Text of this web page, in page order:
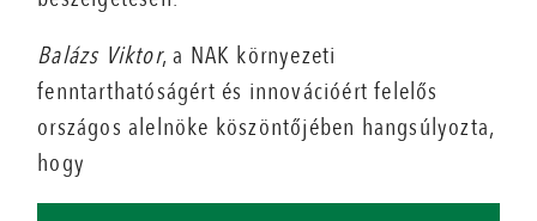
Balázs Viktor, a NAK környezeti
fenntarthatóságért és innovációért felelős
országos alelnöke köszöntőjében hangsúlyozta,
hogy